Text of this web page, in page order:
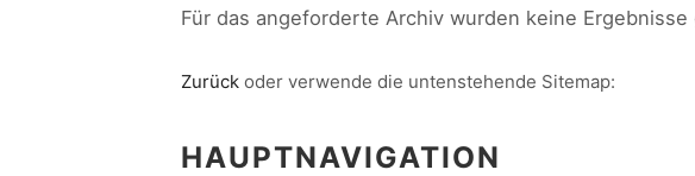
Für das angeforderte Archiv wurden keine Ergebnisse
Zurück oder verwende die untenstehende Sitemap:
HAUPTNAVIGATION